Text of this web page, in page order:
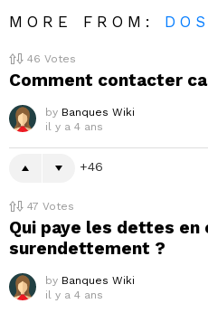
MORE FROM:
46 Votes
Comment contacter
by Banques Wiki
il y a 4 ans
46
47 Votes
Qui paye les dettes en
surendettement ?
by Banques Wiki
il y a 4 ans